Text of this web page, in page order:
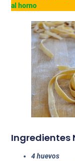
al horno
Ingredientes
4 huevos